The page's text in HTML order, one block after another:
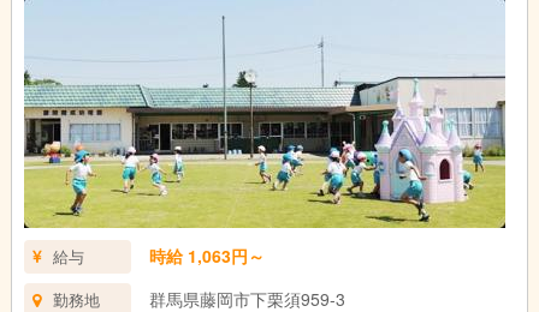
給与 時給 1,063円～
勤務地 群馬県藤岡市下栗須959-3